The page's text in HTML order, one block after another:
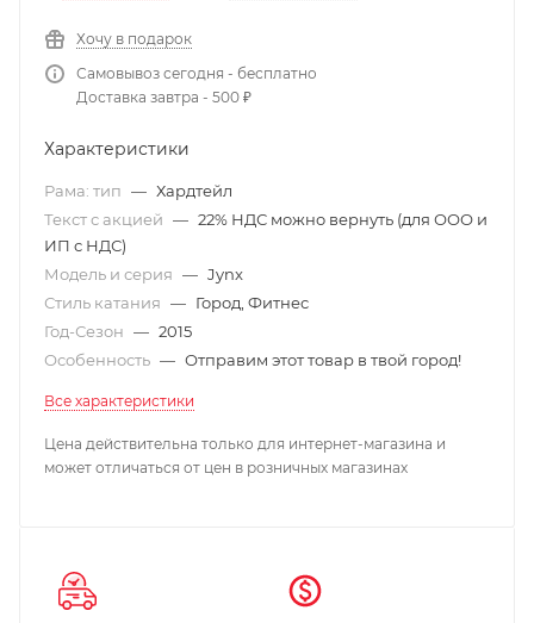
Хочу в подарок
Самовывоз сегодня - бесплатно
Доставка завтра - 500 ₽
Характеристики
Рама: тип — Хардтейл
Текст с акцией — 22% НДС можно вернуть (для ООО и
ИП с НДС)
Модель и серия — Jynx
Стиль катания — Город, Фитнес
Год-Сезон — 2015
Особенность — Отправим этот товар в твой город!
Все характеристики
Цена действительна только для интернет-магазина и
может отличаться от цен в розничных магазинах